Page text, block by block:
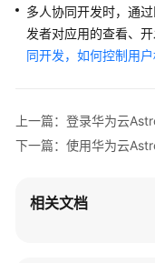
产
使
为
Astro
应
用
多人协同开发时，通
发者对应用的查看、
同开发，如何控制用户
上一篇：登录华为云
下一篇：使用华为云
相关文档